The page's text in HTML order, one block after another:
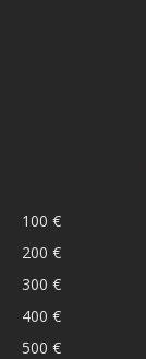
100 €
200 €
300 €
400 €
500 €